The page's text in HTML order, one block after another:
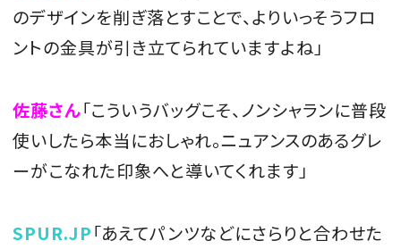
のデザインを削ぎ落とすことで、よりいっそうフロ
ントの金具が引き立てられていますよね」
佐藤さん「こういうバッグこそ、ノンシャランに普段
使いしたら本当におしゃれ。ニュアンスのあるグレ
ーがこなれた印象へと導いてくれます」
SPUR.JP「あえてパンツなどにさらりと合わせた